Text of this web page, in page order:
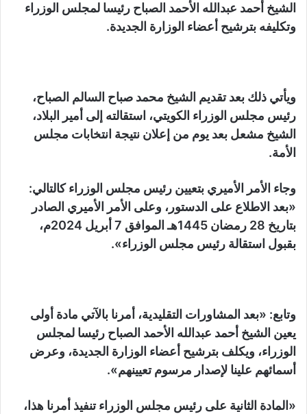
الشيخ أحمد عبدالله الأحمد الصباح رئيسا لمجلس الوزراء
وتكليفه بترشيح أعضاء الوزارة الجديدة.
ويأتي ذلك بعد تقديم الشيخ محمد صباح السالم الصباح،
رئيس مجلس الوزراء الكويتي، استقالته إلى أمير البلاد،
الشيخ مشعل بعد يوم من إعلان نتيجة انتخابات مجلس
الأمة.
وجاء الأمر الأميري بتعيين رئيس مجلس الوزراء كالتالي:
«بعد الاطلاع على الدستور، وعلى الأمر الأميري الصادر
بتاريخ 28 رمضان 1445هـ الموافق 7 أبريل 2024م،
بقبول استقالة رئيس مجلس الوزراء».
وتابع: «بعد المشاورات التقليدية، أمرنا بالآتي مادة أولى
يعين الشيخ أحمد عبدالله الأحمد الصباح رئيسا لمجلس
الوزراء، ويكلف بترشيح أعضاء الوزارة الجديدة، وعرض
أسمائهم علينا لإصدار مرسوم تعيينهم».
«المادة الثانية على رئيس مجلس الوزراء تنفيذ أمرنا هذا،